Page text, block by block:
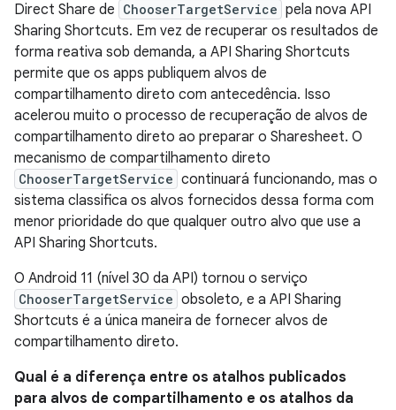
Direct Share de ChooserTargetService pela nova API
Sharing Shortcuts. Em vez de recuperar os resultados de
forma reativa sob demanda, a API Sharing Shortcuts
permite que os apps publiquem alvos de
compartilhamento direto com antecedência. Isso
acelerou muito o processo de recuperação de alvos de
compartilhamento direto ao preparar o Sharesheet. O
mecanismo de compartilhamento direto
ChooserTargetService continuará funcionando, mas o
sistema classifica os alvos fornecidos dessa forma com
menor prioridade do que qualquer outro alvo que use a
API Sharing Shortcuts.
O Android 11 (nível 30 da API) tornou o serviço
ChooserTargetService obsoleto, e a API Sharing
Shortcuts é a única maneira de fornecer alvos de
compartilhamento direto.
Qual é a diferença entre os atalhos publicados
para alvos de compartilhamento e os atalhos da